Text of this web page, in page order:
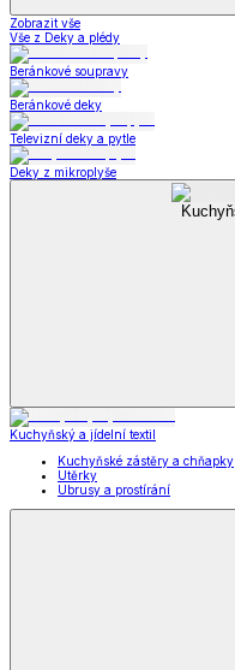
Zobrazit vše
Vše z Deky a plédy
Beránkové soupravy
Beránkové deky
Televizní deky a pytle
Deky z mikroplyše
Kuchyňský a jídelní textil
Kuchyňské zástěry a chňapky
Utěrky
Ubrusy a prostírání